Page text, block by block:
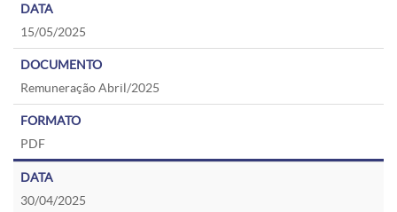
15/05/2025
Remuneração Abril/2025
PDF
30/04/2025